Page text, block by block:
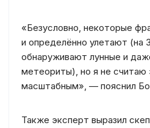
«Безусловно, некоторые
и определённо улетают (на
обнаруживают лунные и
метеориты), но я не считаю
масштабным», — пояснил
Также эксперт выразил